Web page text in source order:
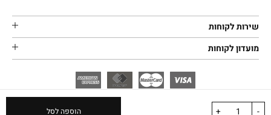
-
+ הוספה לסל
שירות לקוחות
מועדון לקוחות